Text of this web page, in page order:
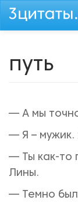
Перейти
путь
— А мы
— Я – мужик.
— Ты как-то
Лины.
— Темно